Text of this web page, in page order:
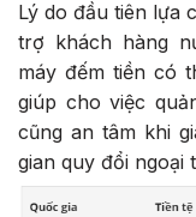
Lý do đầu tiên lựa
trợ khách hàng
máy đếm tiền có
giúp cho việc
cũng an tâm khi
gian quy đổi ngoại